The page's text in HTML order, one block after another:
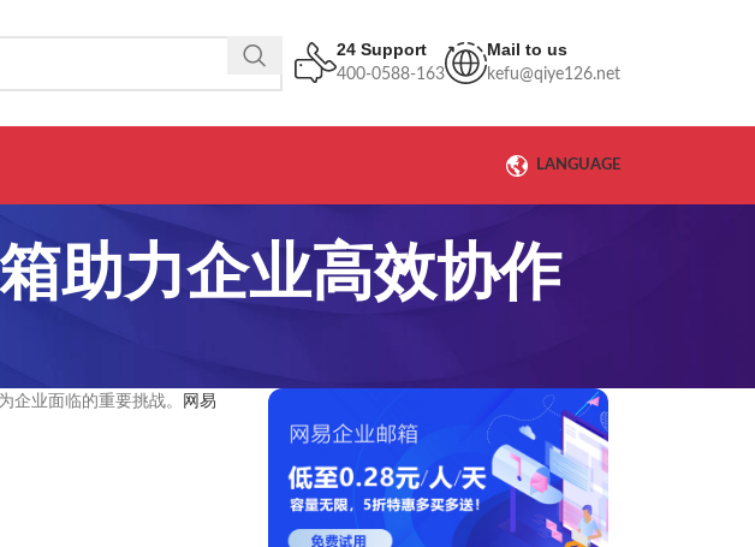
24 Support
400-0588-163
Mail to us
kefu@qiye126.net
LANGUAGE
助力企业高效协作
企业面临的重要挑战。
网易